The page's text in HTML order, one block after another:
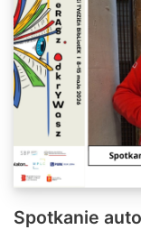
Spotkanie